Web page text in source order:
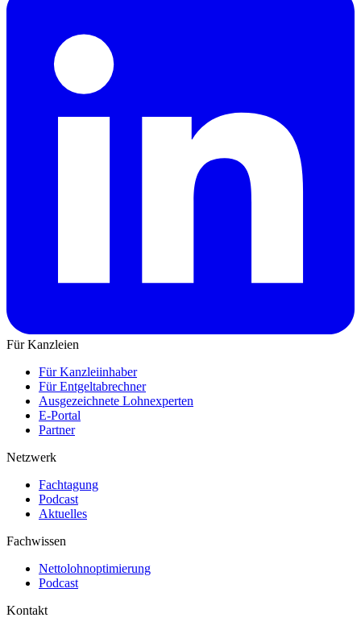
Für Kanzleien
Für Kanzleiinhaber
Für Entgeltabrechner
Ausgezeichnete Lohnexperten
E-Portal
Partner
Netzwerk
Fachtagung
Podcast
Aktuelles
Fachwissen
Nettolohnoptimierung
Podcast
Kontakt